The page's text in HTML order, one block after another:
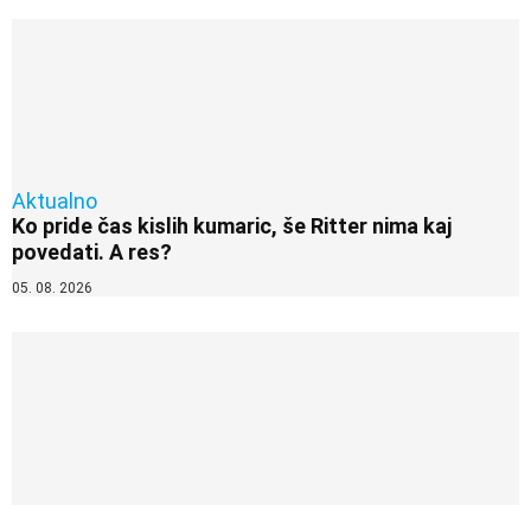
Aktualno
Ko pride čas kislih kumaric, še Ritter nima kaj
povedati. A res?
05. 08. 2026